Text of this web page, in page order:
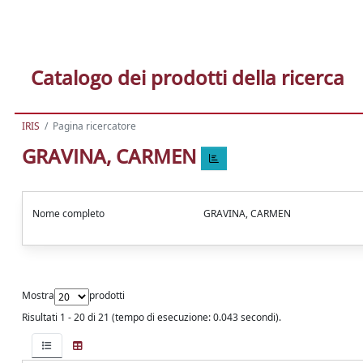
Catalogo dei prodotti della ricerca
IRIS Pagina ricercatore
GRAVINA, CARMEN
Nome completo GRAVINA, CARMEN
Mostra
prodotti
Risultati 1 - 20 di 21 (tempo di esecuzione: 0.043 secondi).